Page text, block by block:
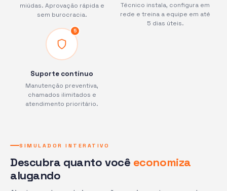
miúdas. Aprovação rápida e
sem burocracia.
Técnico instala, configura em
rede e treina a equipe em até
5 dias úteis.
5
Suporte contínuo
Manutenção preventiva,
chamados ilimitados e
atendimento prioritário.
SIMULADOR INTERATIVO
Descubra quanto você economiza
alugando